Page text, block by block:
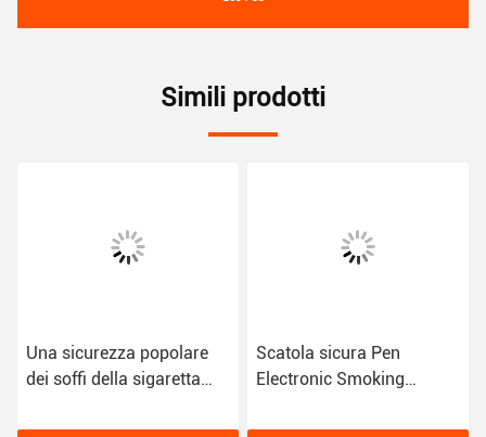
Simili prodotti
Una sicurezza popolare
dei soffi della sigaretta
Scatola sicura Pen
Electronic Smoking